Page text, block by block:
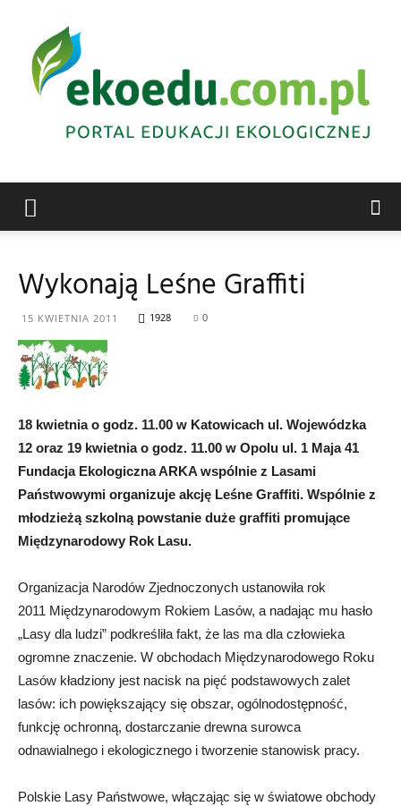
Wykonają Leśne Graffiti
15 KWIETNIA 2011 1928 0
18 kwietnia o godz. 11.00 w Katowicach ul. Wojewódzka
12 oraz 19 kwietnia o godz. 11.00 w Opolu ul. 1 Maja 41
Fundacja Ekologiczna ARKA wspólnie z Lasami
Państwowymi organizuje akcję Leśne Graffiti. Wspólnie z
młodzieżą szkolną powstanie duże graffiti promujące
Międzynarodowy Rok Lasu.
Organizacja Narodów Zjednoczonych ustanowiła rok
2011 Międzyna­rodowym Rokiem Lasów, a nadając mu hasło
„Lasy dla ludzi” podkreśliła fakt, że las ma dla człowieka
ogromne znaczenie. W obchodach Międzynarodowego Roku
Lasów kładziony jest nacisk na pięć podstawowych zalet
lasów: ich powiększający się obszar, ogólnodostępność,
funkcję ochronną, dostarczanie drewna surowca
odnawialnego i ekologicznego i tworzenie stanowisk pracy.
Polskie Lasy Państwowe, włączając się w światowe obchody